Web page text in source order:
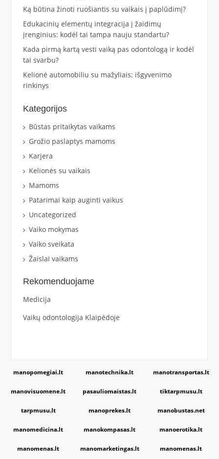
Ką būtina žinoti ruošiantis su vaikais į paplūdimį?
Edukacinių elementų integracija į žaidimų
įrenginius: kodėl tai tampa nauju standartu?
Kada pirmą kartą vesti vaiką pas odontologą ir kodėl
tai svarbu?
Kelionė automobiliu su mažyliais: išgyvenimo
rinkinys
Kategorijos
Būstas pritaikytas vaikams
Grožio paslaptys mamoms
Karjera
Kelionės su vaikais
Mamoms
Patarimai kaip auginti vaikus
Uncategorized
Vaiko mokymas
Vaiko sveikata
Žaislai vaikams
Rekomenduojame
Medicija
Vaikų odontologija Klaipėdoje
manopomegiai.lt manotechnika.lt manotransportas.lt
manovisuomene.lt pasauliomaistas.lt tiktarpmusu.lt
tarpmusu.lt manoprekes.lt manobustas.net
manomedicina.lt manokompasas.lt manoerotika.lt
manomenas.lt manomarketingas.lt manomenas.lt